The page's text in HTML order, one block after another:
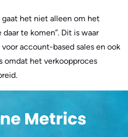
het niet alleen om het
te komen”. Dit is waar
account-based sales en ook
omdat het verkoopproces